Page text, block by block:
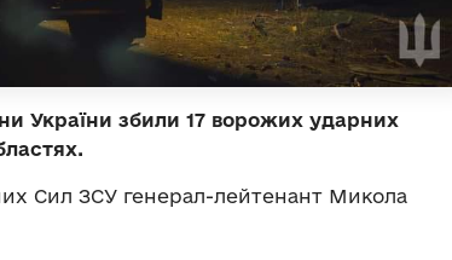
України збили 17 ворожих ударних
Сил ЗСУ генерал-лейтенант Микола